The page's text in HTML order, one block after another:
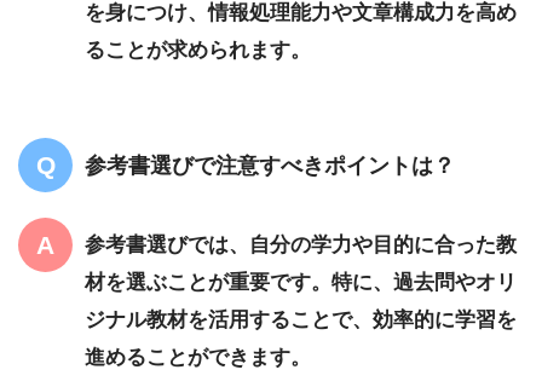
を身につけ、情報処理能力や文章構成力を高め
ることが求められます。
参考書選びで注意すべきポイントは？
参考書選びでは、自分の学力や目的に合った教
材を選ぶことが重要です。特に、過去問やオリ
ジナル教材を活用することで、効率的に学習を
進めることができます。